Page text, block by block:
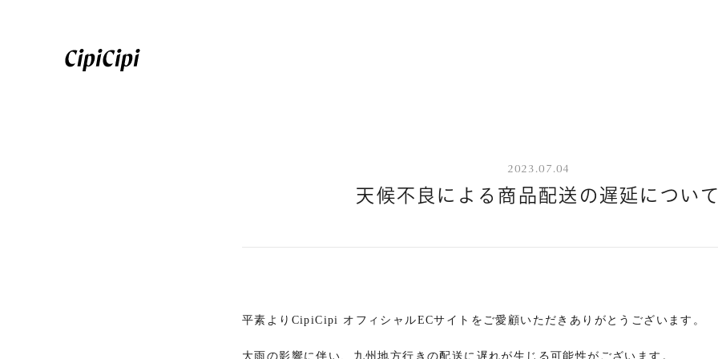
2023.07.04
天候不良による商品配送の遅延について
平素よりCipiCipi オフィシャルECサイトをご愛顧いただきありがとうございます。
大雨の影響に伴い、九州地方行きの配送に遅れが生じる可能性がございます。